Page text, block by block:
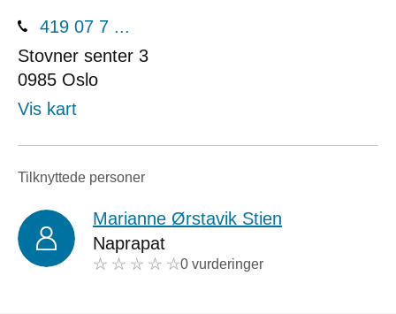
419 07 7 ...
Stovner senter 3
0985 Oslo
Vis kart
Tilknyttede personer
Marianne Ørstavik Stien
Naprapat
0 vurderinger